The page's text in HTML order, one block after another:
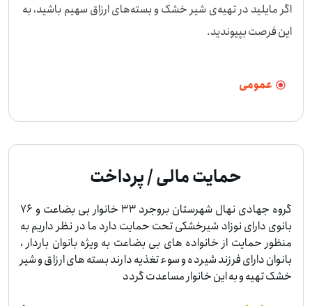
اگر مایلید در تهیه‌ی شیر خشک و بسته‌های ارزاق سهیم باشید، به
این فرصت بپیوندید.
عمومی
حمایت مالی / پرداخت
گروه جهادی نهال شهرستان بروجرد 33 خانوار بی بضاعت و 76
بانوی دارای نوزاد شیرخشکی تحت حمایت دارد ما در نظر داریم به
منظور حمایت از خانواده های بی بضاعت به ویژه بانوان باردار ،
بانوان دارای فرزند شیرده و سوء تغذیه دارند بسته های ارزاق و شیر
خشک تهیه و به این خانوار مساعدت گردد